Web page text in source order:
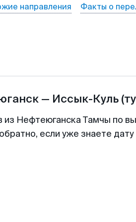
направления Факты о
— Иссык-Куль
Нефтеюганска Тамчы по
если уже знаете